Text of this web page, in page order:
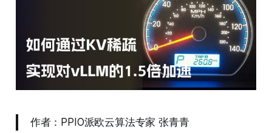
作者：PPIO派欧云算法专家 张青青